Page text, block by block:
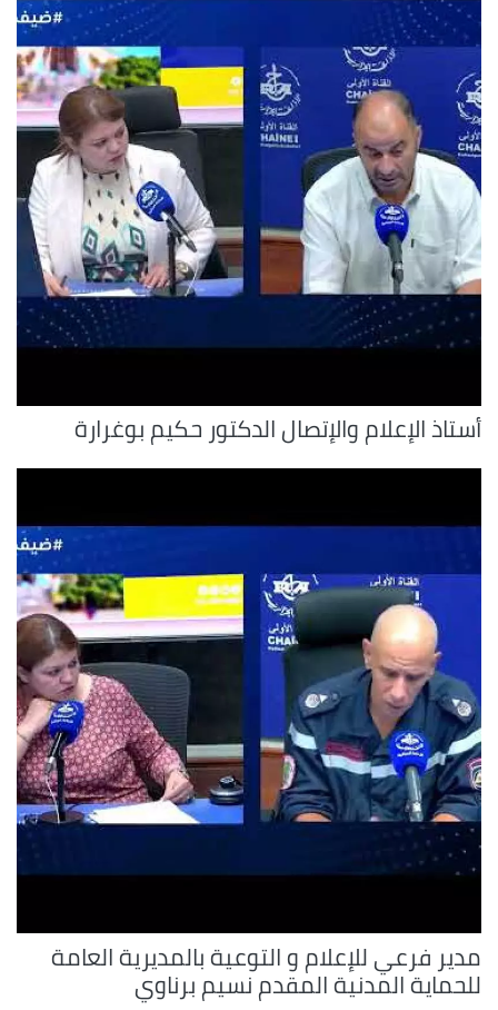
أستاذ الإعلام والإتصال الدكتور حكيم بوغرارة
مدير فرعي للإعلام و التوعية بالمديرية العامة
للحماية المدنية المقدم نسيم برناوي